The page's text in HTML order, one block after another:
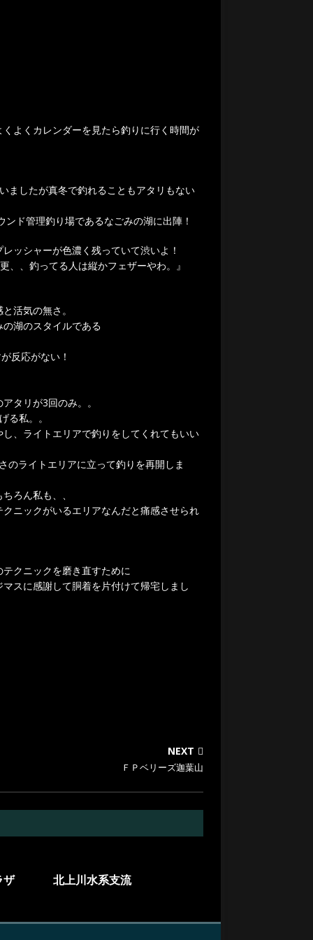
よくカレンダーを見たら釣りに行く時間が
ましたが真冬で釣れることもアタリもない
ド管理釣り場であるなごみの湖に出陣！
ッシャーが色濃く残っていて渋いよ！
、釣ってる人は縦かフェザーやわ。』
活気の無さ。
湖のスタイルである
反応がない！
タリが3回のみ。。
る私。。
、ライトエリアで釣りをしてくれてもいい
のライトエリアに立って釣りを再開しま
ろん私も、、
ニックがいるエリアなんだと痛感させられ
クニックを磨き直すために
スに感謝して胴着を片付けて帰宅しまし
NEXT
ＦＰベリーズ迦葉山
ザ 北上川水系支流